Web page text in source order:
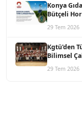
Konya
Bütçeli
29 Tem 2026
Kgtü'den
Bilimsel
29 Tem 2026